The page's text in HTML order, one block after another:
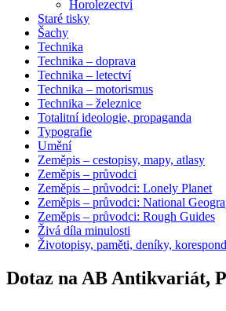
Horolezectví
Staré tisky
Šachy
Technika
Technika – doprava
Technika – letectví
Technika – motorismus
Technika – železnice
Totalitní ideologie, propaganda
Typografie
Umění
Zeměpis – cestopisy, mapy, atlasy
Zeměpis – průvodci
Zeměpis – průvodci: Lonely Planet
Zeměpis – průvodci: National
Zeměpis – průvodci: Rough Guides
Živá díla minulosti
Životopisy, paměti, deníky,
Dotaz na AB Antikvariát,